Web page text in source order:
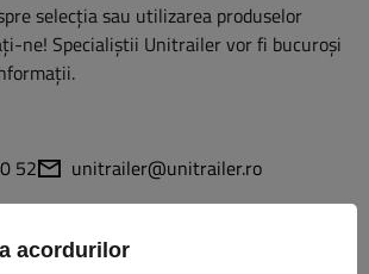
selecția sau utilizarea produselor
ne! Specialiștii Unitrailer vor fi bucuroși
52 unitrailer@unitrailer.ro
acordurilor